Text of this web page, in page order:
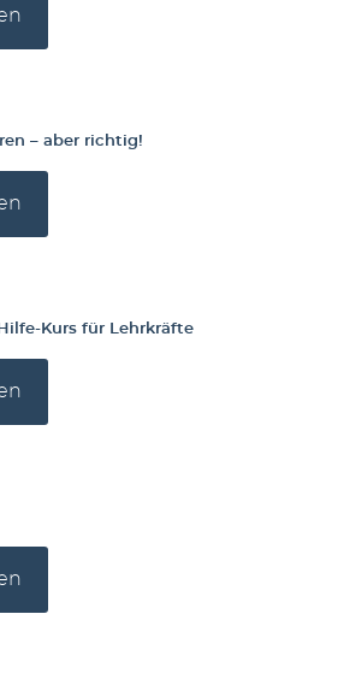
– aber richtig!
Kurs für Lehrkräfte